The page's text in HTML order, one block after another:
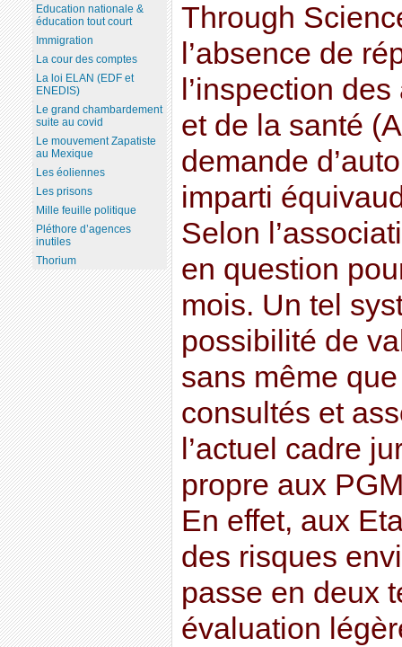
Through
l’absence de
l’inspection
et de la santé
demande
imparti
Selon
en question
mois. Un tel
possibilité de
sans même
consultés et
l’actuel cadre
propre aux
En effet, aux
des risques
passe en deux
évaluation
Education nationale &
éducation tout court
Immigration
La cour des comptes
La loi ELAN (EDF et
ENEDIS)
Le grand chambardement
suite au covid
Le mouvement Zapatiste
au Mexique
Les éoliennes
Les prisons
Mille feuille politique
Pléthore d’agences
inutiles
Thorium